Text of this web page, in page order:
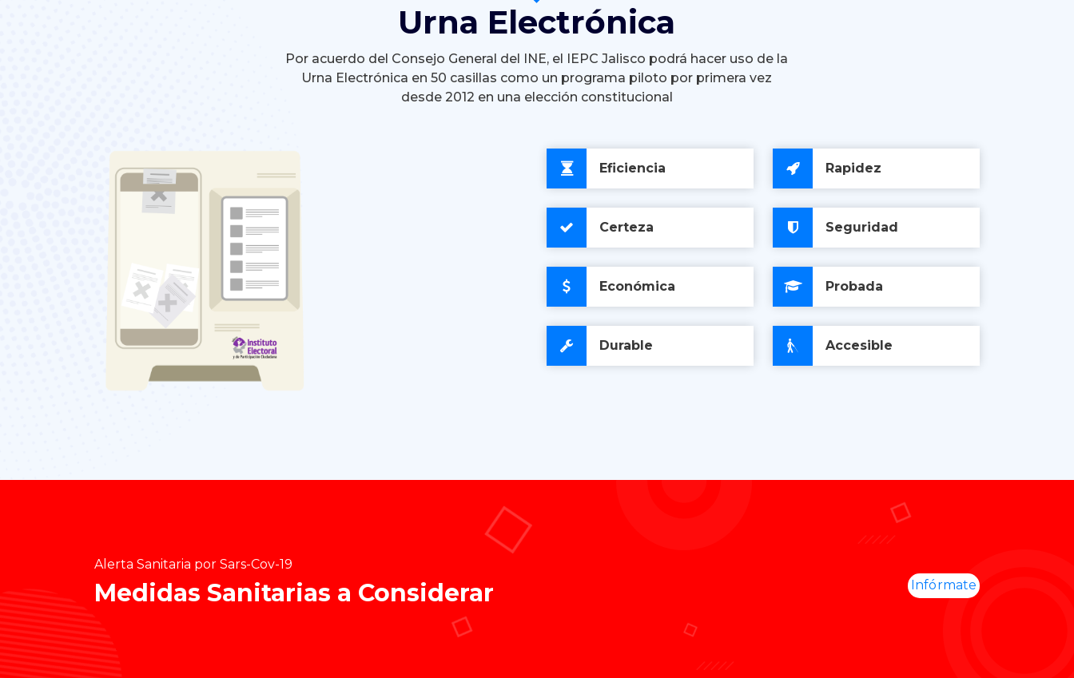
Urna Electrónica
Por acuerdo del Consejo General del INE, el IEPC Jalisco podrá hacer uso de la
Urna Electrónica en 50 casillas como un programa piloto por primera vez
desde 2012 en una elección constitucional
Eficiencia Rapidez
Certeza Seguridad
Económica Probada
Durable Accesible
Alerta Sanitaria por Sars-Cov-19
Medidas Sanitarias a Considerar Infórmate